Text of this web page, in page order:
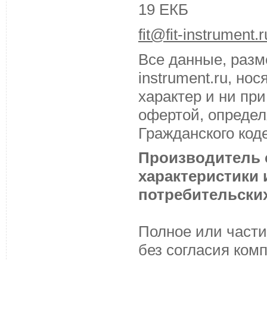
19 ЕКБ
fit@fit-
Все данные,
instrument.ru,
характер и ни
офертой,
Гражданского
Производитель
Полное или
без согласия